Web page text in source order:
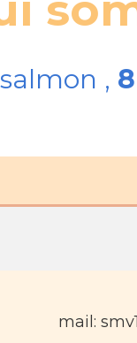
, 8
mail: